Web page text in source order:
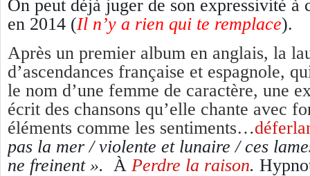
On peut déjà juger de son expressivité à
en 2014 (Il n’y a rien qui te remplace).
Après un premier album en anglais, la
d’ascendances française et espagnole,
le nom d’une femme de caractère, une
écrit des chansons qu’elle chante avec
éléments comme les sentiments…
pas la mer / violente et lunaire / ces
ne freinent ». À Perdre la raison.